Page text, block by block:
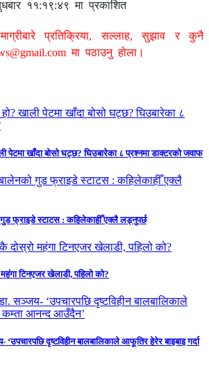
११:१९:४९ मा प्रकाशित
प्रतिक्रिया, सल्लाह, सुझाव र कुनै
मा पठाउनु होला।
पेटमा खाँदा बोसो घट्छ? घिउबारेका ८ प्रश्नमा डाक्टरको जवाफ
गुड फ्राइडे स्टाटस : कहिलेकाहीँ एक्लै लड्नुपर्छ
टिनएजर खेलाडी, पहिलो को?
दृष्टविहीन बालबालिकाले आफूतिर हेरेर बाइबाइ गर्दा